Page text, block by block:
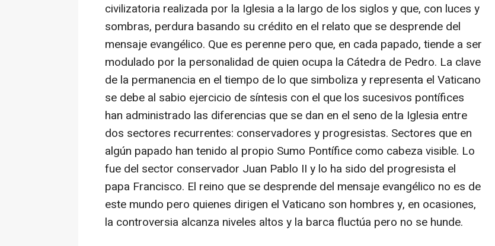
civilizatoria realizada por la Iglesia a la largo de los siglos y que, con luces y
sombras, perdura basando su crédito en el relato que se desprende del
mensaje evangélico. Que es perenne pero que, en cada papado, tiende a ser
modulado por la personalidad de quien ocupa la Cátedra de Pedro. La clave
de la permanencia en el tiempo de lo que simboliza y representa el Vaticano
se debe al sabio ejercicio de síntesis con el que los sucesivos pontífices
han administrado las diferencias que se dan en el seno de la Iglesia entre
dos sectores recurrentes: conservadores y progresistas. Sectores que en
algún papado han tenido al propio Sumo Pontífice como cabeza visible. Lo
fue del sector conservador Juan Pablo II y lo ha sido del progresista el
papa Francisco. El reino que se desprende del mensaje evangélico no es de
este mundo pero quienes dirigen el Vaticano son hombres y, en ocasiones,
la controversia alcanza niveles altos y la barca fluctúa pero no se hunde.